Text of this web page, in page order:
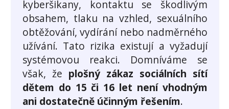
kyberšikany, kontaktu se škodlivým
obsahem, tlaku na vzhled, sexuálního
obtěžování, vydírání nebo nadměrného
užívání. Tato rizika existují a vyžadují
systémovou reakci. Domníváme se
však, že plošný zákaz sociálních sítí
dětem do 15 či 16 let není vhodným
ani dostatečně účinným řešením.